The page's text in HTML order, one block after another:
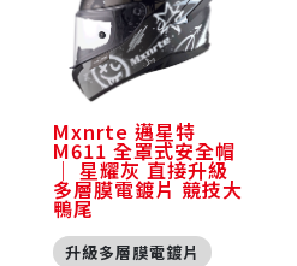
Mxnrte 邁星特
M611 全罩式安全帽
｜ 星耀灰 直接升級
多層膜電鍍片 競技大
鴨尾
升級多層膜電鍍片